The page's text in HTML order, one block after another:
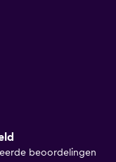
beoordelingen